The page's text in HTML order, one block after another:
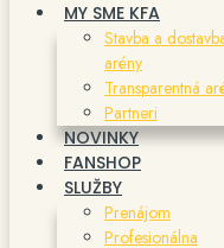
MY SME KFA
Stavba a
arény
Transparentná
Partneri
NOVINKY
FANSHOP
SLUŽBY
Prenájom
Profesionálna